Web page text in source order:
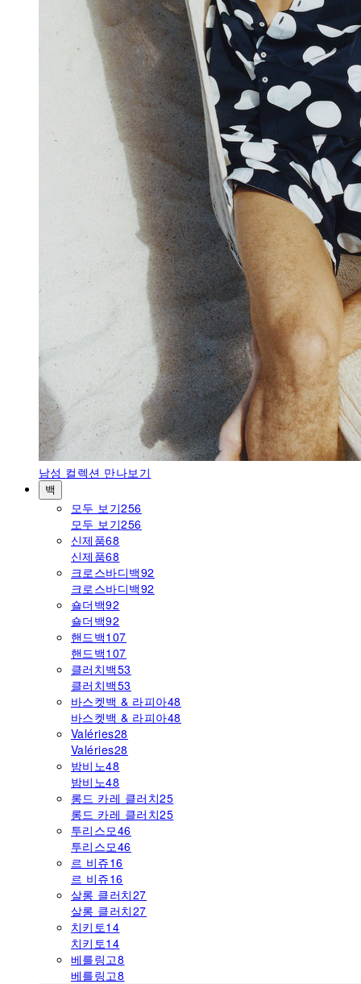
남성 컬렉션 만나보기
백
모두 보기256
모두 보기256
신제품68
신제품68
크로스바디백92
크로스바디백92
숄더백92
숄더백92
핸드백107
핸드백107
클러치백53
클러치백53
바스켓백 & 라피아48
바스켓백 & 라피아48
Valéries28
Valéries28
밤비노48
밤비노48
롱드 카레 클러치25
롱드 카레 클러치25
투리스모46
투리스모46
르 비쥬16
르 비쥬16
살롱 클러치27
살롱 클러치27
치키토14
치키토14
베를링고8
베를링고8